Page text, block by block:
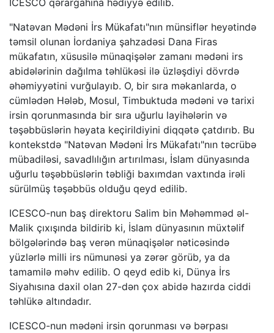
ICESCO qərargahına hədiyyə edilib.
"Natəvan Mədəni İrs Mükafatı"nın münsiflər heyətində
təmsil olunan İordaniya şahzadəsi Dana Firas
mükafatın, xüsusilə münaqişələr zamanı mədəni irs
abidələrinin dağılma təhlükəsi ilə üzləşdiyi dövrdə
əhəmiyyətini vurğulayıb. O, bir sıra məkanlarda, o
cümlədən Hələb, Mosul, Timbuktuda mədəni və tarixi
irsin qorunmasında bir sıra uğurlu layihələrin və
təşəbbüslərin həyata keçirildiyini diqqətə çatdırıb. Bu
kontekstdə "Natəvan Mədəni İrs Mükafatı"nın təcrübə
mübadiləsi, savadlılığın artırılması, İslam dünyasında
uğurlu təşəbbüslərin təbliği baxımdan vaxtında irəli
sürülmüş təşəbbüs olduğu qeyd edilib.
ICESCO-nun baş direktoru Salim bin Məhəmməd əl-
Malik çıxışında bildirib ki, İslam dünyasının müxtəlif
bölgələrində baş verən münaqişələr nəticəsində
yüzlərlə milli irs nümunəsi ya zərər görüb, ya da
tamamilə məhv edilib. O qeyd edib ki, Dünya İrs
Siyahısına daxil olan 27-dən çox abidə hazırda ciddi
təhlükə altındadır.
ICESCO-nun mədəni irsin qorunması və bərpası